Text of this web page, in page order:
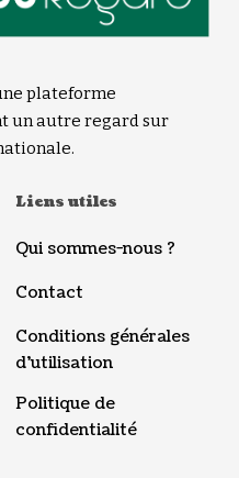
plateforme
un autre regard sur
Liens utiles
Qui sommes-nous ?
Contact
Conditions générales
d’utilisation
Politique de
confidentialité